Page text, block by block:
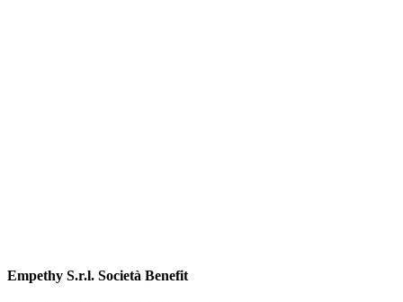
Empethy S.r.l. Società Benefit